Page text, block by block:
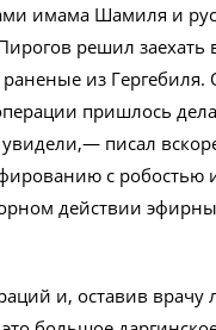
имама Шамиля и
решил заехать
из
пришлось
увидели,— писал
с
действии
и, оставив врачу